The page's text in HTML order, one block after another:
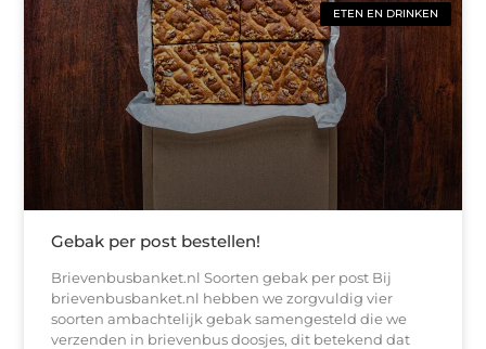
ETEN EN DRINKEN
Gebak per post bestellen!
Brievenbusbanket.nl Soorten gebak per post Bij
brievenbusbanket.nl hebben we zorgvuldig vier
soorten ambachtelijk gebak samengesteld die we
verzenden in brievenbus doosjes, dit betekend dat